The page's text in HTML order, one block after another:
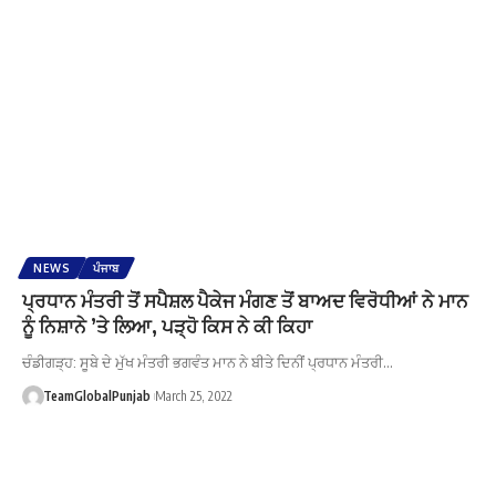
NEWS ਪੰਜਾਬ
ਪ੍ਰਧਾਨ ਮੰਤਰੀ ਤੋਂ ਸਪੈਸ਼ਲ ਪੈਕੇਜ ਮੰਗਣ ਤੋਂ ਬਾਅਦ ਵਿਰੋਧੀਆਂ ਨੇ ਮਾਨ
ਨੂੰ ਨਿਸ਼ਾਨੇ ’ਤੇ ਲਿਆ, ਪੜ੍ਹੋ ਕਿਸ ਨੇ ਕੀ ਕਿਹਾ
ਚੰਡੀਗੜ੍ਹ: ਸੂਬੇ ਦੇ ਮੁੱਖ ਮੰਤਰੀ ਭਗਵੰਤ ਮਾਨ ਨੇ ਬੀਤੇ ਦਿਨੀਂ ਪ੍ਰਧਾਨ ਮੰਤਰੀ…
TeamGlobalPunjab March 25, 2022